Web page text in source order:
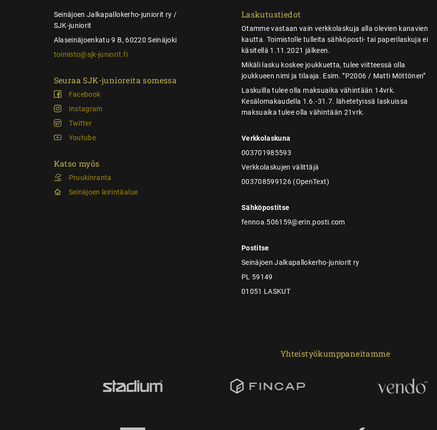
Seinäjoen Jalkapallokerho-juniorit ry /
SJK-juniorit
Alaseinäjoenkatu 9 B, 60220 Seinäjoki
toimisto@sjk-juniorit.fi
Seuraa SJK-junioreita somessa
Facebook
Instagram
Twitter
Youtube
Katso myös
Pruukinranta
Seinäjoen leirintäalue
Laskutustiedot
Otamme vastaan vain verkkolaskuja alla olevien kanavien
kautta. Toimistolle tulleita sähköposti- tai paperilaskuja ei
käsitellä 1.11.2021 jälkeen.
Mikäli lasku koskee joukkuetta, tulee viitteessä olla
joukkueen nimi ja tilaaja. Esim. ”P2006 / Matti Möttönen”
Laskuilla tulee olla maksuaika vähintään 14vrk.
Kesälomakaudella 1.6.-31.7. lähetetyissä laskuissa
maksuaika tulee olla vähintään 21vrk.
Verkkolaskuna
003701985593
Verkkolaskujen välittäjä
003708599126 (OpenText)
Sähköpostitse
fennoa.506159@erin.posti.com
Postitse
Seinäjoen Jalkapallokerho-juniorit ry
PL 59149
01051 LASKUT
Yhteistyökumppaneitamme